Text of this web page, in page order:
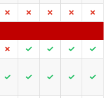
✗ ✗ ✗ ✗
✗
✗ ✓ ✓ ✓
✓
✓ ✓ ✓ ✓ ✓